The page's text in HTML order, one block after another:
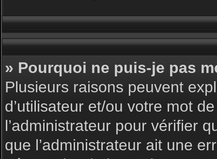
» Pourquoi ne puis-je pas
Plusieurs raisons peuvent
d’utilisateur et/ou votre mot
l’administrateur pour vérifier
que l’administrateur ait une